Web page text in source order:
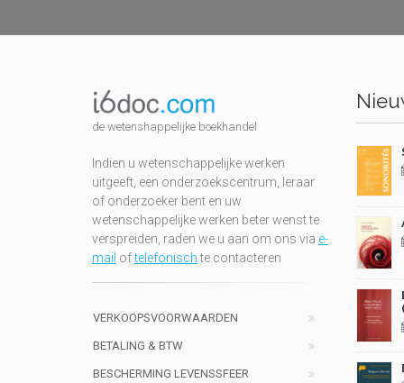
de wetenshappelijke boekhandel
Indien u wetenschappelijke werken
uitgeeft, een onderzoekscentrum, leraar
of onderzoeker bent en uw
wetenschappelijke werken beter wenst te
verspreiden, raden we u aan om ons via e-
mail oftelefonischte contacteren
VERKOOPSVOORWAARDEN
BETALING & BTW
BESCHERMING LEVENSSFEER